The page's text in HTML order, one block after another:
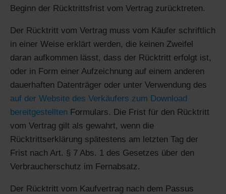
Beginn der Rücktrittsfrist vom Vertrag zurücktreten.
Der Rücktritt vom Vertrag muss vom Käufer schriftlich
in einer Weise erklärt werden, die keinen Zweifel
daran aufkommen lässt, dass der Rücktritt erfolgt ist,
oder in Form einer Aufzeichnung auf einem anderen
dauerhaften Datenträger oder unter Verwendung des
auf der Website des Verkäufers zum Download
bereitgestellten Formulars. Die Frist für den Rücktritt
vom Vertrag gilt als gewahrt, wenn die
Rücktrittserklärung spätestens am letzten Tag der
Frist nach Art. § 7 Abs. 1 des Gesetzes über den
Verbraucherschutz im Fernabsatz.
Der Rücktritt vom Kaufvertrag nach dem Passus